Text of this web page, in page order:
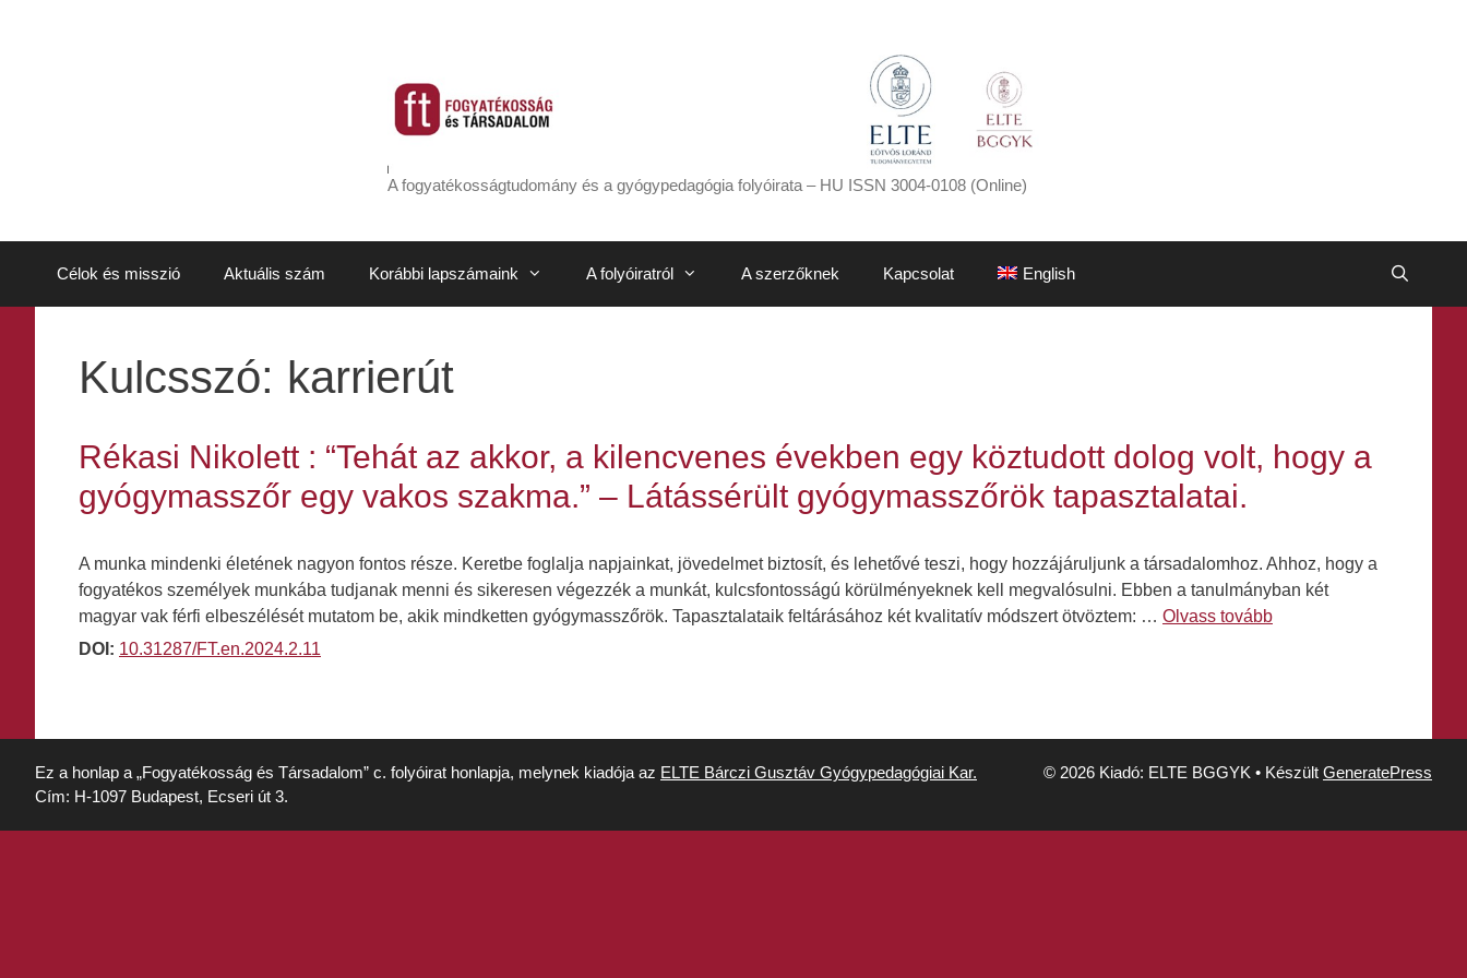
A fogyatékosságtudomány és a gyógypedagógia folyóirata – HU ISSN 3004-0108 (Online)
Célok és misszió Aktuális szám Korábbi lapszámaink A folyóiratról A szerzőknek Kapcsolat English
Kulcsszó: karrierút
Rékasi Nikolett : “Tehát az akkor, a kilencvenes években egy köztudott dolog volt, hogy a
gyógymasszőr egy vakos szakma.” – Látássérült gyógymasszőrök tapasztalatai.
A munka mindenki életének nagyon fontos része. Keretbe foglalja napjainkat, jövedelmet biztosít, és lehetővé teszi, hogy hozzájáruljunk a társadalomhoz. Ahhoz, hogy a
fogyatékos személyek munkába tudjanak menni és sikeresen végezzék a munkát, kulcsfontosságú körülményeknek kell megvalósulni. Ebben a tanulmányban két
magyar vak férfi elbeszélését mutatom be, akik mindketten gyógymasszőrök. Tapasztalataik feltárásához két kvalitatív módszert ötvöztem: … Olvass tovább
DOI: 10.31287/FT.en.2024.2.11
Ez a honlap a „Fogyatékosság és Társadalom” c. folyóirat honlapja, melynek kiadója az ELTE Bárczi Gusztáv Gyógypedagógiai Kar.
Cím: H-1097 Budapest, Ecseri út 3.
© 2026 Kiadó: ELTE BGGYK • Készült GeneratePress